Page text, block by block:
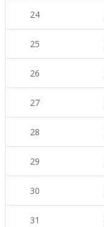
24
25
26
27
28
29
30
31